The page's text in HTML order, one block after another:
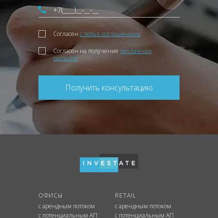
Согласен с польз. соглашением
Согласен на получение рекламных
рассылок
Получить консультацию
ОФИСЫ
с арендным потоком
с потенциальным АП
RETAIL
с арендным потоком
с потенциальным АП